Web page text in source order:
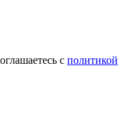
с политикой